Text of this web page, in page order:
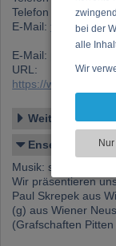
bei der
alle
Wir
zu
soziale
Daten
Telefon 2: +43 (0)1
E-Mail:
E-Mail:
URL:
https://
Weitere
Ensemble-
Musik: schräg, aber
Wir präsentieren
Paul Skrepek aus
(g) aus Wiener
(Grafschaften